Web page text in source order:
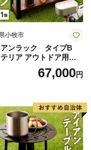
小牧市
アンラック タイプB
リア アウトドア用品
ャー キャンプ67,000円